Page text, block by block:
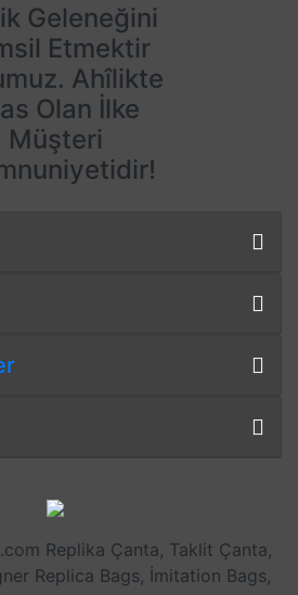
Geleneğini
Etmektir
Ahîlikte
Olan İlke
Müşteri
Replika Çanta, Taklit Çanta,
Replica Bags, İmitation Bags,